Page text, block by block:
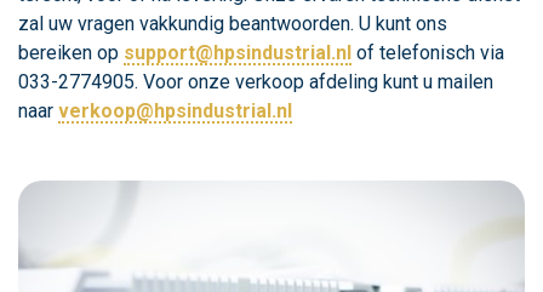
zal uw vragen vakkundig beantwoorden. U kunt ons
bereiken op support@hpsindustrial.nl of telefonisch via
033-2774905. Voor onze verkoop afdeling kunt u mailen
naar verkoop@hpsindustrial.nl